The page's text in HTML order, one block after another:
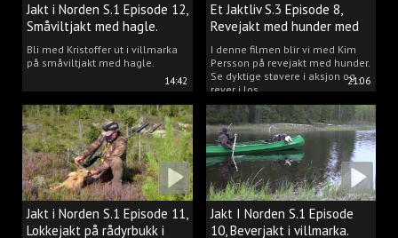
14:42
Jakt i Norden S.1 Episode 12,
Småviltjakt med hagle.
Bli med Kristoffer ut i villmarka
på småviltjakt med hagle.
21:06
Et Jaktliv S.3 Episode 8,
Revejakt med hunder med
Kim Persson.
I denne filmen blir vi med Kim
Persson på revejakt med hunder.
Se dyktige støvere i aksjon og
rever i los.
Jakt i Norden S.1 Episode 11,
Lokkejakt på rådyrbukk i
Jakt I Norden S.1 Episode
10, Beverjakt i villmarka.